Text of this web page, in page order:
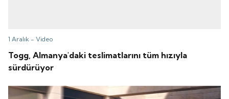
1 Aralık -Video
Togg, Almanya'daki teslimatlarını tüm hızıyla
sürdürüyor